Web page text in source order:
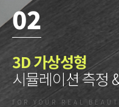
02
3D 가상성형
시뮬레이션 측정
FOR YOUR REAL